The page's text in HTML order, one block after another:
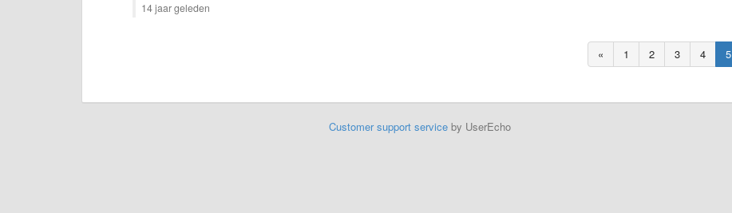
14 jaar geleden
« 1 2 3 4 5
Customer support serviceby UserEcho